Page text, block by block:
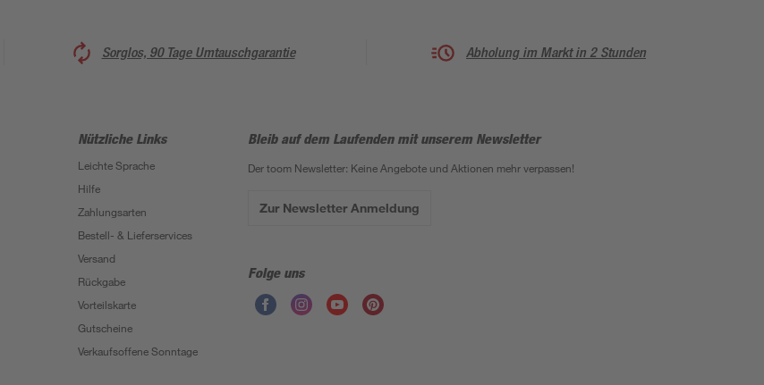
Sorglos, 90 Tage Umtauschgarantie Abholung im Markt in 2 Stunden
Nützliche Links
Leichte Sprache
Hilfe
Zahlungsarten
Bestell- & Lieferservices
Versand
Rückgabe
Vorteilskarte
Gutscheine
Verkaufsoffene Sonntage
Bleib auf dem Laufenden mit unserem Newsletter
Der toom Newsletter: Keine Angebote und Aktionen mehr verpassen!
Zur Newsletter Anmeldung
Folge uns